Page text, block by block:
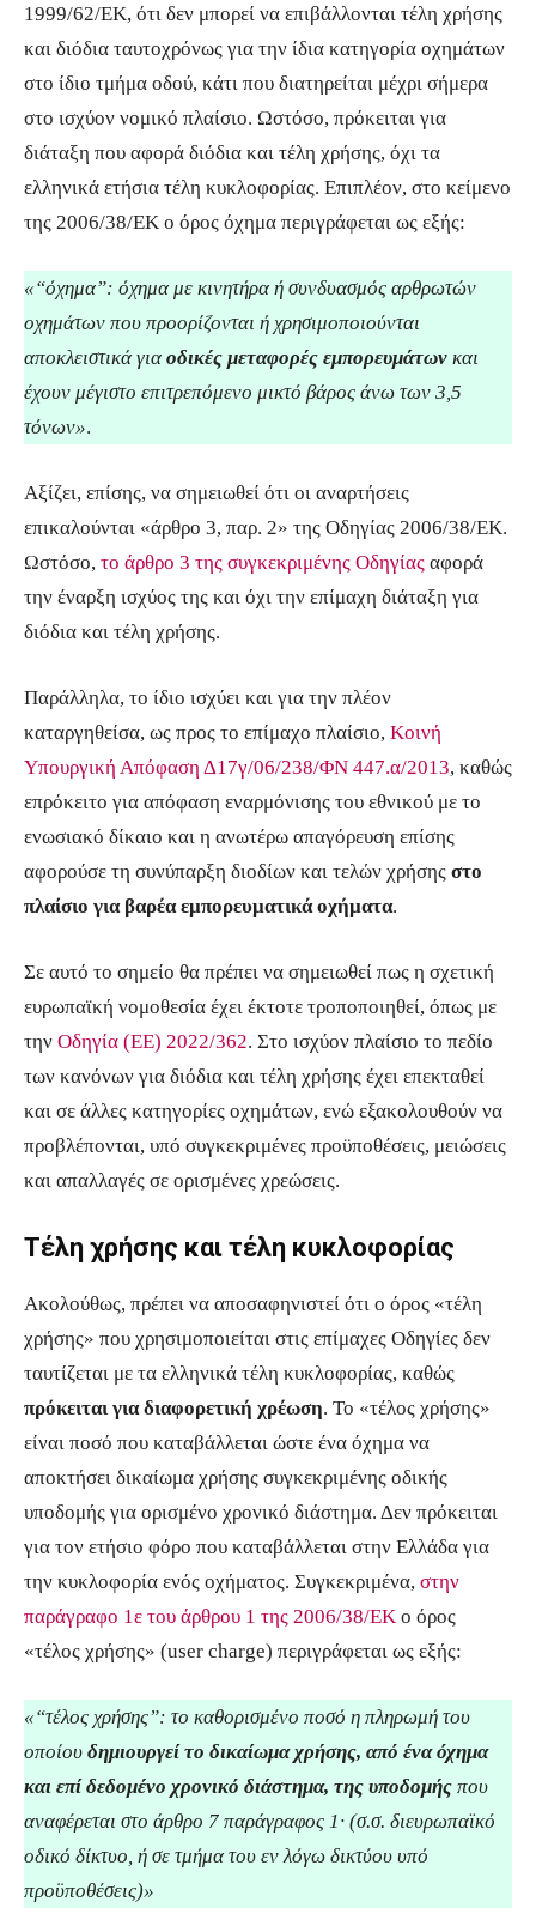
1999/62/ΕΚ, ότι δεν μπορεί να επιβάλλονται τέλη χρήσης
και διόδια ταυτοχρόνως για την ίδια κατηγορία οχημάτων
στο ίδιο τμήμα οδού, κάτι που διατηρείται μέχρι σήμερα
στο ισχύον νομικό πλαίσιο. Ωστόσο, πρόκειται για
διάταξη που αφορά διόδια και τέλη χρήσης, όχι τα
ελληνικά ετήσια τέλη κυκλοφορίας. Επιπλέον, στο κείμενο
της 2006/38/ΕΚ ο όρος όχημα περιγράφεται ως εξής:
«“όχημα”: όχημα με κινητήρα ή συνδυασμός αρθρωτών
οχημάτων που προορίζονται ή χρησιμοποιούνται
αποκλειστικά για οδικές μεταφορές εμπορευμάτων και
έχουν μέγιστο επιτρεπόμενο μικτό βάρος άνω των 3,5
τόνων».
Αξίζει, επίσης, να σημειωθεί ότι οι αναρτήσεις
επικαλούνται «άρθρο 3, παρ. 2» της Οδηγίας 2006/38/ΕΚ.
Ωστόσο, το άρθρο 3 της συγκεκριμένης Οδηγίας αφορά
την έναρξη ισχύος της και όχι την επίμαχη διάταξη για
διόδια και τέλη χρήσης.
Παράλληλα, το ίδιο ισχύει και για την πλέον
καταργηθείσα, ως προς το επίμαχο πλαίσιο, Κοινή
Υπουργική Απόφαση Δ17γ/06/238/ΦΝ 447.α/2013, καθώς
επρόκειτο για απόφαση εναρμόνισης του εθνικού με το
ενωσιακό δίκαιο και η ανωτέρω απαγόρευση επίσης
αφορούσε τη συνύπαρξη διοδίων και τελών χρήσης στο
πλαίσιο για βαρέα εμπορευματικά οχήματα.
Σε αυτό το σημείο θα πρέπει να σημειωθεί πως η σχετική
ευρωπαϊκή νομοθεσία έχει έκτοτε τροποποιηθεί, όπως με
την Οδηγία (ΕΕ) 2022/362. Στο ισχύον πλαίσιο το πεδίο
των κανόνων για διόδια και τέλη χρήσης έχει επεκταθεί
και σε άλλες κατηγορίες οχημάτων, ενώ εξακολουθούν να
προβλέπονται, υπό συγκεκριμένες προϋποθέσεις, μειώσεις
και απαλλαγές σε ορισμένες χρεώσεις.
Τέλη χρήσης και τέλη κυκλοφορίας
Ακολούθως, πρέπει να αποσαφηνιστεί ότι ο όρος «τέλη
χρήσης» που χρησιμοποιείται στις επίμαχες Οδηγίες δεν
ταυτίζεται με τα ελληνικά τέλη κυκλοφορίας, καθώς
πρόκειται για διαφορετική χρέωση. Το «τέλος χρήσης»
είναι ποσό που καταβάλλεται ώστε ένα όχημα να
αποκτήσει δικαίωμα χρήσης συγκεκριμένης οδικής
υποδομής για ορισμένο χρονικό διάστημα. Δεν πρόκειται
για τον ετήσιο φόρο που καταβάλλεται στην Ελλάδα για
την κυκλοφορία ενός οχήματος. Συγκεκριμένα, στην
παράγραφο 1ε του άρθρου 1 της 2006/38/ΕΚ ο όρος
«τέλος χρήσης» (user charge) περιγράφεται ως εξής:
«“τέλος χρήσης”: το καθορισμένο ποσό η πληρωμή του
οποίου δημιουργεί το δικαίωμα χρήσης, από ένα όχημα
και επί δεδομένο χρονικό διάστημα, της υποδομής που
αναφέρεται στο άρθρο 7 παράγραφος 1· (σ.σ. διευρωπαϊκό
οδικό δίκτυο, ή σε τμήμα του εν λόγω δικτύου υπό
προϋποθέσεις)»